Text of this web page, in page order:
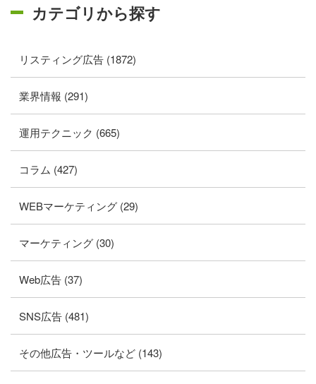
カテゴリから探す
リスティング広告 (1872)
業界情報 (291)
運用テクニック (665)
コラム (427)
WEBマーケティング (29)
マーケティング (30)
Web広告 (37)
SNS広告 (481)
その他広告・ツールなど (143)